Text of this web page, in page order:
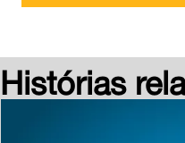
Histórias